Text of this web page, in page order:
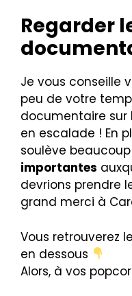
Regarder
Je vous conseille
peu de votre
documentaire sur
en escalade ! En
soulève
importantes
devrions prendre
grand merci à
Vous retrouverez
en dessous
Alors, à vos